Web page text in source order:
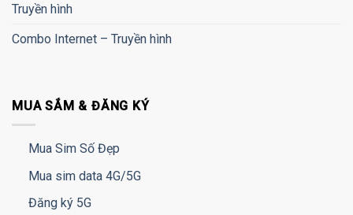
Truyền hình
Combo Internet – Truyền hình
MUA SẮM & ĐĂNG KÝ
Mua Sim Số Đẹp
Mua sim data 4G/5G
Đăng ký 5G